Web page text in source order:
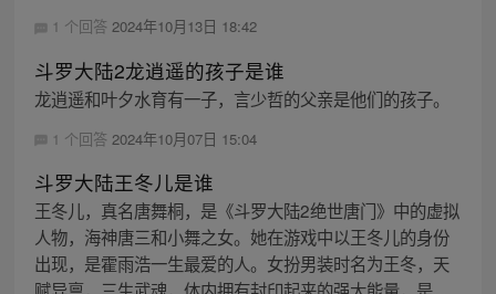
1 个回答 2024年10月13日 18:42
斗罗大陆2龙逍遥的孩子是谁
龙逍遥和叶夕水育有一子，言少哲的父亲是他们的孩子。
1 个回答 2024年10月07日 15:04
斗罗大陆王冬儿是谁
王冬儿，真名唐舞桐，是《斗罗大陆2绝世唐门》中的虚拟
人物，海神唐三和小舞之女。她在游戏中以王冬儿的身份
出现，是霍雨浩一生最爱的人。女扮男装时名为王冬，天